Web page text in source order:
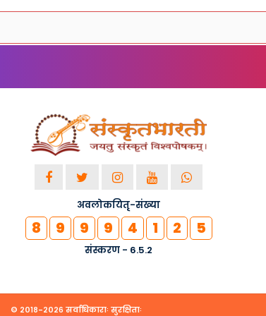
अवलोकयितृ-संख्या
8 9 9 9 4 1 2 5
संस्करण - 6.5.2
© २०१८-२०२६ सर्वाधिकाराः सुरक्षिताः